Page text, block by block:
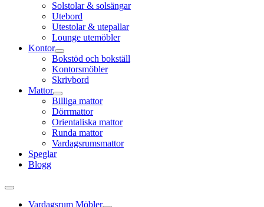
Solstolar & solsängar
Utebord
Utestolar & utepallar
Lounge utemöbler
Kontor
Bokstöd och bokställ
Kontorsmöbler
Skrivbord
Mattor
Billiga mattor
Dörrmattor
Orientaliska mattor
Runda mattor
Vardagsrumsmattor
Speglar
Blogg
Vardagsrum Möbler